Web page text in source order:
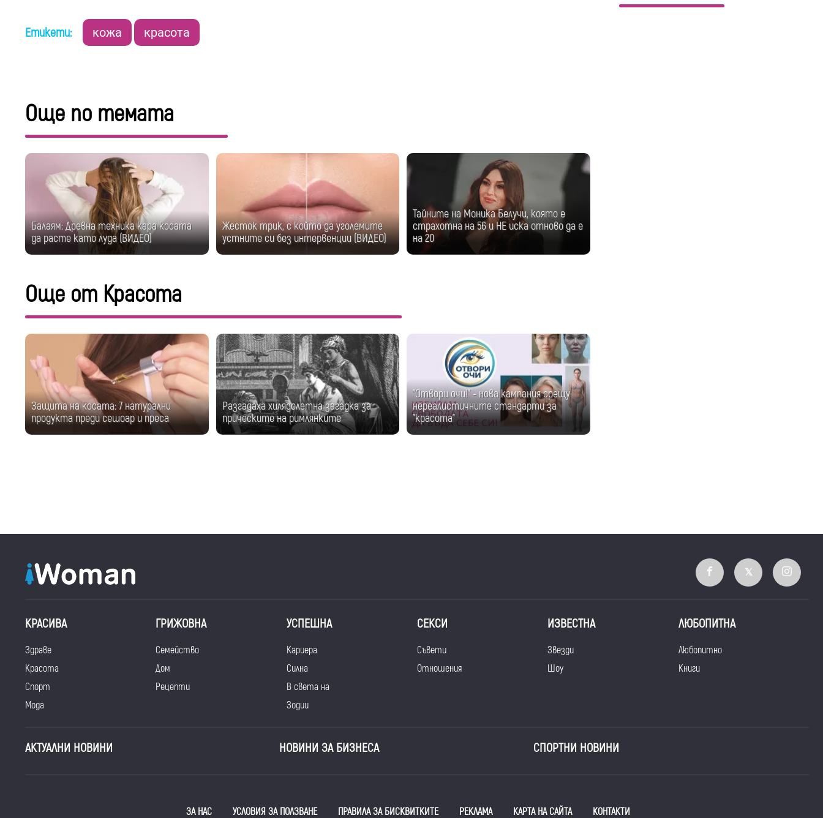
Етикети: кожа красота
Още по темата
Балаям: Древна техника кара косата
да расте като луда (ВИДЕО)
Жесток трик, с който да уголемите
устните си без интервенции (ВИДЕО)
Тайните на Моника Белучи, която е
страхотна на 56 и НЕ иска отново да е
на 20
Още от Красота
Защита на косата: 7 натурални
продукта преди сешоар и преса
Разгадаха хилядолетна загадка за
прическите на римлянките
"Отвори очи!" - нова кампания срещу
нереалистичните стандарти за
"красота"
КРАСИВА
Здраве
Красота
Спорт
Мода
ГРИЖОВНА
Семейство
Дом
Рецепти
УСПЕШНА
Кариера
Силна
В света на
Зодии
СЕКСИ
Съвети
Отношения
ИЗВЕСТНА
Звезди
Шоу
ЛЮБОПИТНА
Любопитно
Книги
АКТУАЛНИ НОВИНИ НОВИНИ ЗА БИЗНЕСА СПОРТНИ НОВИНИ
ЗА НАС УСЛОВИЯ ЗА ПОЛЗВАНЕ ПРАВИЛА ЗА БИСКВИТКИТЕ РЕКЛАМА КАРТА НА САЙТА КОНТАКТИ